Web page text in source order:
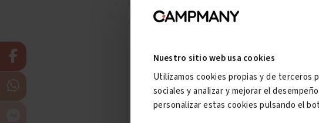
Nuestro sitio web usa cookies
Utilizamos cookies propias y de terceros
sociales y analizar y mejorar el
personalizar estas cookies pulsando el
permite distinguir cuándo
Recordemos que la
incapacidad temporal y
accidente de trabajoy el